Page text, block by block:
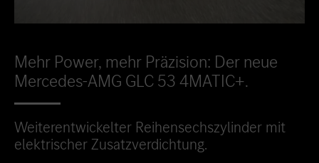
Standort favorisieren
Weilburg
Standort favorisieren
Wiesbaden
Standort favorisieren
Wittlich
Mehr Power, mehr Präzision: Der neue
Mercedes-AMG GLC 53 4MATIC+.
Weiterentwickelter Reihensechszylinder mit
elektrischer Zusatzverdichtung.